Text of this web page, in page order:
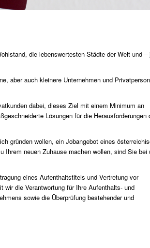
die lebenswertesten Städte der Welt und –
aber auch kleinere Unternehmen und
dabei, dieses Ziel mit einem Minimum an
Lösungen für die Herausforderungen
gründen wollen, ein Jobangebot eines
Ihrem neuen Zuhause machen wollen, sind Sie bei
eines Aufenthaltstitels und Vertretung vor
wir die Verantwortung für Ihre Aufenthalts- und
sowie die Überprüfung bestehender und